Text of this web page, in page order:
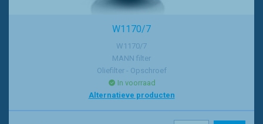
W1170/7
W1170/7
MANN filter
Oliefilter - Opschroef
In voorraad
Alternatieve producten